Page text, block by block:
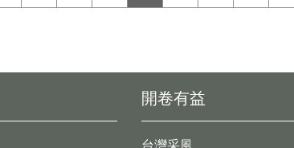
開卷有益